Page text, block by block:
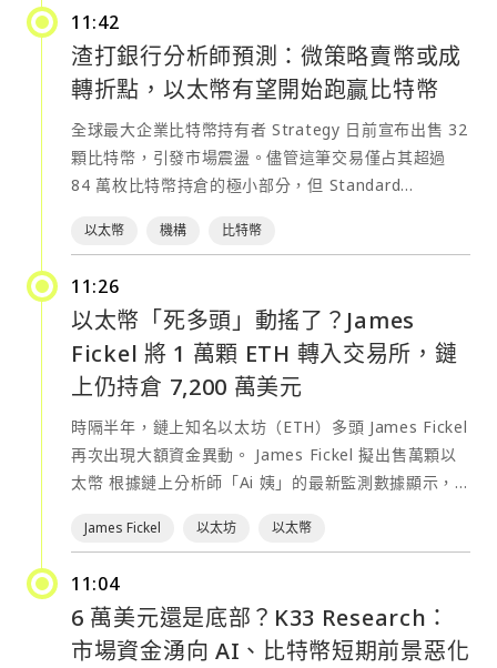
等領域： 1. 數據分析插件 協助分析師與商業團隊透過
資料回答問題，追蹤指標變化並生成報告與儀表板，支
援 Snowflake、Databricks、Hex、Tableau 等工
具。 2. 創意生產插件 讓行銷與創意團隊將簡報或 brief
轉換為可審核的素材，包括廣告版本、產品視覺與電商
圖片，整合 Figma、Canva、Shutterstock 等工具。
3. 銷售插件 協助銷售團隊整合客戶資訊、識別高潛力客
Salesforce、HubSpot、Slack 等平台。 4. 產品設計
插件 用於將早期想法快速轉為可互動原型，支援使用
URL 或截圖進行設計互動化，並可導出至 Figma 等工
具。 5. 公募股權投資插件 協助投資人分析財報、比較
公司、追蹤市場訊號，整合 Moody’s、FactSet、
S&P、PitchBook 等數據來源。 6. 投資銀行插件 協助
銀行端進行研究、估值與盡職調查，快速生成 pitch
deck 與投資建議材料。 Annotations 與 Sites 功能：
讓 Codex 更適合協作 與此同時，OpenAI 也將同步推
出兩項重要功能：Annotations 與 Sites。
碼或簡報中標記特定區域，並要求 Codex 針對該部分
件修改、簡報優化、數據表調整，以及投資報告引用追
溯，有助於大幅提升文書處理的工作效率。 Sites（互
動式網站與應用生成） Codex 現已支援生成可分享的
國之所以能持續領導全球 AI 發展，來自於其強大的創
新能力以及對新技術相對開放的政策環境。不過，隨著
AI 能力迅速提升，美國政府也愈來愈擔憂先進模型可能
令要求多個聯邦機構在未來數十天內加速推動資安升級
計畫，優先保護國家安全系統、聯邦政府資訊系統以及
能源、金融、醫療等關鍵基礎設施。 根據命令內容，
Cybersecurity and Infrastructure Security
Agency（CISA）將負責制定新的資安指引，協助聯邦
機構與地方政府更快導入 AI 驅動的防禦工具，同時擴
大對醫院、社區銀行及地方公用事業等單位的資安支
援。美國財政部則將與產業合作成立 AI 網路安全協調
中心，負責統整軟體漏洞通報、驗證及修補工作，希望
建立更有效率的漏洞管理機制。 此次行政命令最受外界
關注的部分，是首次提出「Covered Frontier
Model（前沿模型）」概念。白宮要求相關機構在 60
天內建立一套機密評估機制，用以判斷哪些 AI 模型已
全局（NSA）將主導相關評估工作，並與其他機構共同
制定標準。 值得注意的是，最終版本較先前流出的草案
明顯鬆綁。根據知情人士透露，早期草案曾要求開發商
在模型發布前最多 90 天向政府提供存取權限，以供國
安與資安單位進行測試。然而川普在原定簽署前夕要求
11:42
渣打銀行分析師預測：微策略賣幣或成
轉折點，以太幣有望開始跑贏比特幣
全球最大企業比特幣持有者 Strategy 日前宣布出售 32
顆比特幣，引發市場震盪。儘管這筆交易僅占其超過
84 萬枚比特幣持倉的極小部分，但 Standard
市場對此事的反應可能預示著加密市場正在出現新的資
及 2030 年底 ETH 40,000 美元的目標價不變。
Strategy 賣幣後，ETH 相對 BTC 強勢上漲 Strategy
本週披露，公司於 5 月最後一週出售 32 枚比特幣，套
現約 250 萬美元，用於支付旗下優先股股息。消息公布
Geoff Kendrick 指出，這次事件的重要性不在於
Strategy 賣出了多少比特幣，而是凸顯了比特幣與以
太坊資產儲備模式（Digital Asset Treasury）之間的
根本差異，而這種差異可能推動以太幣（ETH）在未來
出，自消息公布以來，ETH 相對 BTC 一度上漲約 5%
（撰寫本文時漲幅已大幅收窄）。更值得注意的是，在
比特幣下跌的交易日中，本次 ETH/BTC 的單日漲幅位
列 2024 年以來最大漲幅紀錄之一。他表示： 「我認為
以太幣 機構 比特幣
11:26
以太幣「死多頭」動搖了？James
Fickel 將 1 萬顆 ETH 轉入交易所，鏈
上仍持倉 7,200 萬美元
時隔半年，鏈上知名以太坊（ETH）多頭 James Fickel
再次出現大額資金異動。 James Fickel 擬出售萬顆以
太幣 根據鏈上分析師「Ai 姨」的最新監測數據顯示，
$1,862 萬美元） 從 Coinbase 的託管地址（Coinbase
將用於市場交易或潛在的倉位調整。
https://twitter.com/ai_9684xtpa/status/
這也是 James Fickel 過去半年以來，首度執行單筆價
James Fickel 以太坊 以太幣
11:04
6 萬美元還是底部？K33 Research：
市場資金湧向 AI、比特幣短期前景惡化